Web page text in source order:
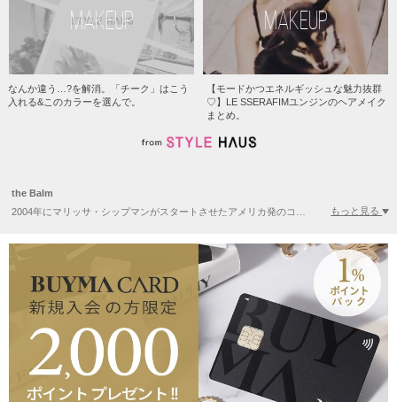
MAKEUP
なんか違う…?を解消。「チーク」はこう
入れる&このカラーを選んで。
MAKEUP
【モードかつエネルギッシュな魅力抜群
♡】LE SSERAFIMユンジンのヘアメイク
まとめ。
the Balm
もっと見る